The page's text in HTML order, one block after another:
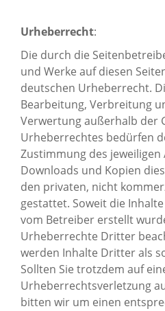
Urheberrecht:
Die durch die
und Werke auf diesen
deutschen Urheberrecht.
Bearbeitung, Verbreitung
Verwertung außerhalb der
Urheberrechtes bedürfen
Zustimmung des jeweiligen
Downloads und Kopien
den privaten, nicht
gestattet. Soweit die
vom Betreiber erstellt
Urheberrechte Dritter
werden Inhalte Dritter als
Sollten Sie trotzdem auf
Urheberrechtsverletzung
bitten wir um einen